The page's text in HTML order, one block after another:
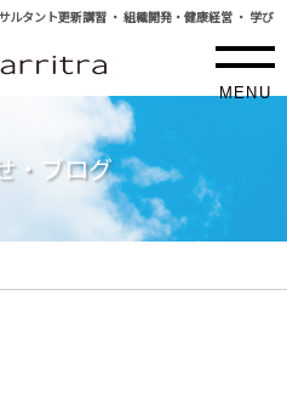
ルタント更新講習 ・ 組織開発・健康経営 ・ 学び
MENU
・ブログ